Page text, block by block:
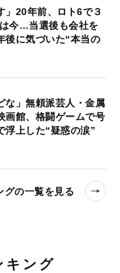
」20年前、ロト6で３
今…当選後も会社を
後に気づいた“本当の
な」無頼派芸人・金属
館、格闘ゲームで号
浮上した“疑惑の涙”
グの一覧を見る
キング